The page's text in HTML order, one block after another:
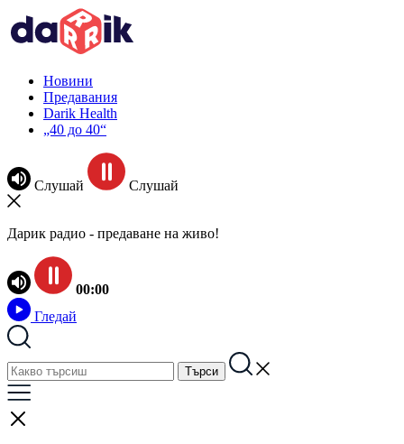
Новини
Предавания
Darik Health
„40 до 40“
Слушай Слушай
Дарик радио - предаване на живо!
00:00
Гледай